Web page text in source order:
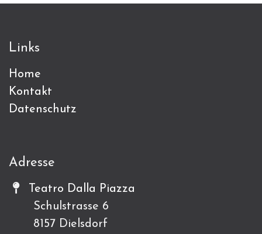
Links
Home
Kontakt
Datenschutz
Adresse
Teatro Dalla Piazza
Schulstrasse 6
8157 Dielsdorf